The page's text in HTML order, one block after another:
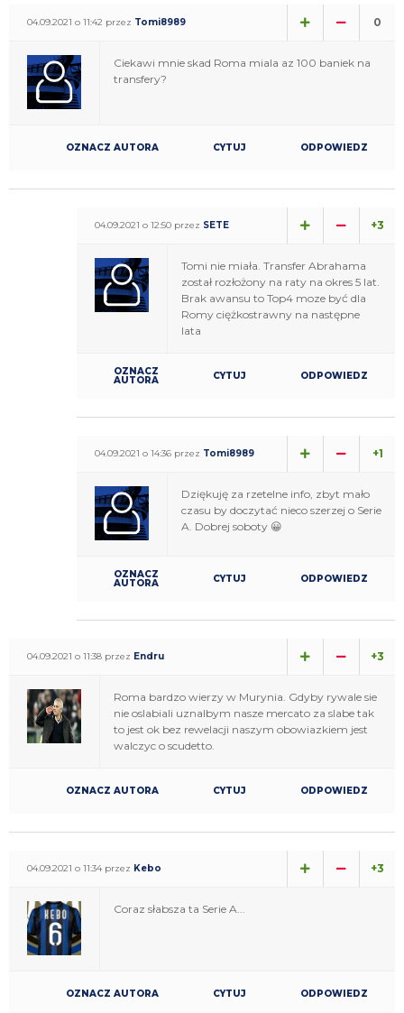
04.09.2021 o 11:42 przez Tomi8989 0
Ciekawi mnie skad Roma miala az 100 baniek na
transfery?
OZNACZ AUTORA CYTUJ ODPOWIEDZ
04.09.2021 o 12:50 przez SETE +3
Tomi nie miała. Transfer Abrahama
został rozłożony na raty na okres 5 lat.
Brak awansu to Top4 moze być dla
Romy ciężkostrawny na następne
lata
OZNACZ
AUTORA CYTUJ ODPOWIEDZ
04.09.2021 o 14:36 przez Tomi8989 +1
Dziękuję za rzetelne info, zbyt mało
czasu by doczytać nieco szerzej o Serie
A. Dobrej soboty 😀
OZNACZ
AUTORA CYTUJ ODPOWIEDZ
04.09.2021 o 11:38 przez Endru +3
Roma bardzo wierzy w Murynia. Gdyby rywale sie
nie oslabiali uznalbym nasze mercato za slabe tak
to jest ok bez rewelacji naszym obowiazkiem jest
walczyc o scudetto.
OZNACZ AUTORA CYTUJ ODPOWIEDZ
04.09.2021 o 11:34 przez Kebo +3
Coraz słabsza ta Serie A...
OZNACZ AUTORA CYTUJ ODPOWIEDZ